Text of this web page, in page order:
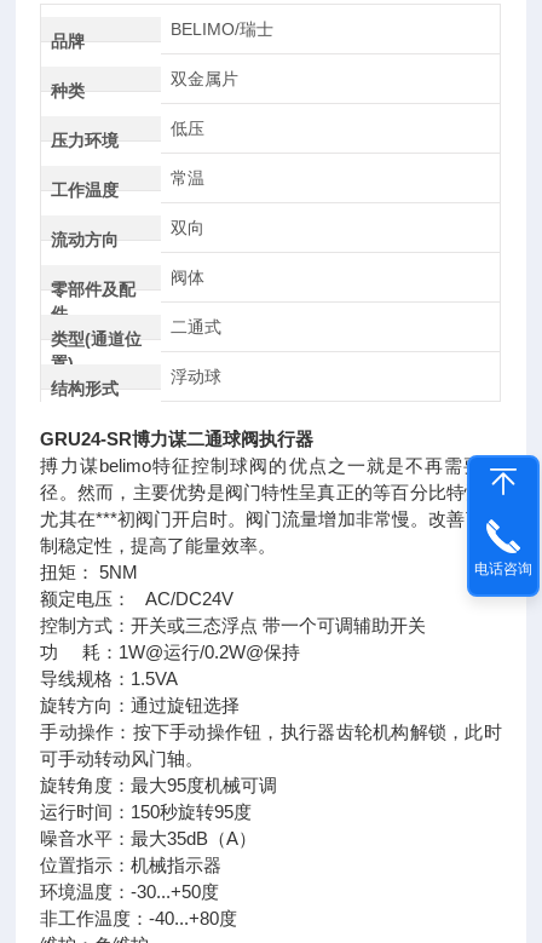
品牌
BELIMO/瑞士
种类
双金属片
压力环境
低压
工作温度
常温
流动方向
双向
零部件及配
件
阀体
类型(通道位
置)
二通式
结构形式
浮动球
GRU24-SR博力谋二通球阀执行器
搏力谋belimo特征控制球阀的优点之一就是不再需要减
径。然而，主要优势是阀门特性呈真正的等百分比特性。
尤其在***初阀门开启时。阀门流量增加非常慢。改善了控
制稳定性，提高了能量效率。
扭矩： 5NM
额定电压： AC/DC24V
控制方式：开关或三态浮点 带一个可调辅助开关
功 耗：1W@运行/0.2W@保持
导线规格：1.5VA
旋转方向：通过旋钮选择
手动操作：按下手动操作钮，执行器齿轮机构解锁，此时
可手动转动风门轴。
旋转角度：最大95度机械可调
运行时间：150秒旋转95度
噪音水平：最大35dB（A）
位置指示：机械指示器
环境温度：-30...+50度
非工作温度：-40...+80度
电话咨询